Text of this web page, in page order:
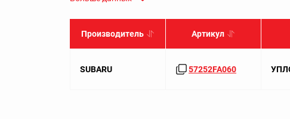
Производитель Артикул
SUBARU 57252FA060